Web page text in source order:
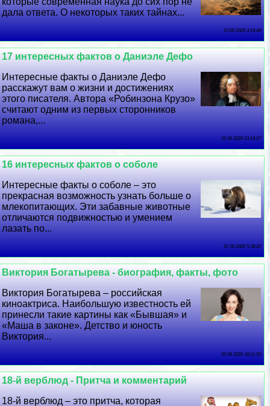
дала ответа. О некоторых таких тайнах...
23 06 2026 3:14:44
17 интересных фактов о Даниэле Дефо
Интересные факты о Даниэле Дефо
расскажут вам о жизни и достижениях
этого писателя. Автора «Робинзона Крузо»
считают одним из первых сторонников
романа,...
22 06 2026 23:14:27
16 интересных фактов о соболе
Интересные факты о соболе – это
прекрасная возможность узнать больше о
млекопитающих. Эти забавные животные
отличаются подвижностью и умением
лазать по...
21 06 2026 5:38:22
Виктория Богатырева - биография, факты, фото
Виктория Богатырева – российская
киноактриса. Наибольшую известность ей
принесли такие картины как «Бывшая» и
«Маша в законе». Детство и юность
Виктория...
20 06 2026 18:21:55
18-й верблюд - Притча и комментарий
18-й верблюд – это притча, которая